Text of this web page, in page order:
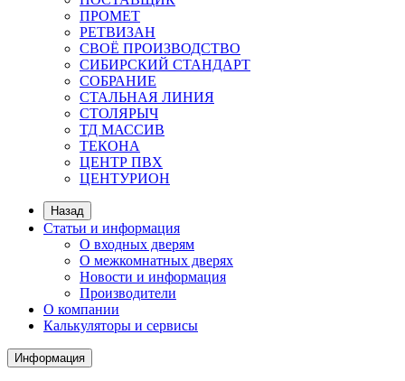
ПРОМЕТ
РЕТВИЗАН
СВОЁ ПРОИЗВОДСТВО
СИБИРСКИЙ СТАНДАРТ
СОБРАНИЕ
СТАЛЬНАЯ ЛИНИЯ
СТОЛЯРЫЧ
ТД МАССИВ
ТЕКОНА
ЦЕНТР ПВХ
ЦЕНТУРИОН
Назад
Статьи и информация
О входных дверям
О межкомнатных дверях
Новости и информация
Производители
О компании
Калькуляторы и сервисы
Информация